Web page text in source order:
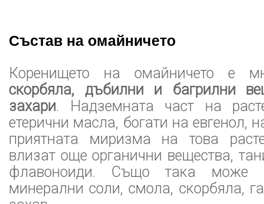
Състав на омайничето
Коренището на омайничето е
скорбяла, дъбилни и багрилни
захари. Надземната част на
етерични масла, богати на евгенол,
приятната миризма на това
влизат още органични вещества,
флавоноиди. Също така може
минерални соли, смола, скорбяла,